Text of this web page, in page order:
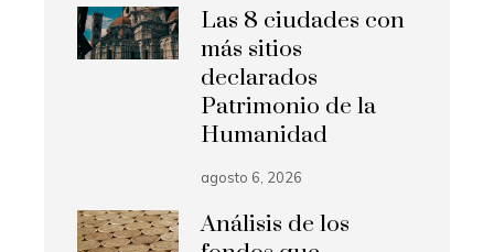
Las 8 ciudades con
más sitios
declarados
Patrimonio de la
Humanidad
agosto 6, 2026
Análisis de los